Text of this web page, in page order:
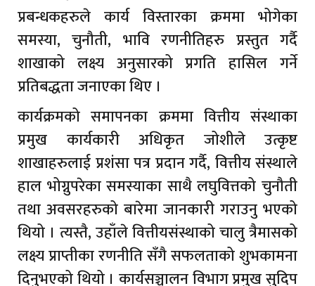
प्रबन्धकहरुले कार्य विस्तारका क्रममा भोगेका
समस्या, चुनौती, भावि रणनीतिहरु प्रस्तुत गर्दै
शाखाको लक्ष्य अनुसारको प्रगति हासिल गर्ने
प्रतिबद्धता जनाएका थिए ।
कार्यक्रमको समापनका क्रममा वित्तीय संस्थाका
प्रमुख कार्यकारी अधिकृत जोशीले उत्कृष्ट
शाखाहरुलाई प्रशंसा पत्र प्रदान गर्दै, वित्तीय संस्थाले
हाल भोग्नुपरेका समस्याका साथै लघुवित्तको चुनौती
तथा अवसरहरुको बारेमा जानकारी गराउनु भएको
थियो । त्यस्तै, उहाँले वित्तीयसंस्थाको चालु त्रैमासको
लक्ष्य प्राप्तीका रणनीति सँगै सफलताको शुभकामना
दिनुभएको थियो । कार्यसञ्चालन विभाग प्रमुख सुदिप